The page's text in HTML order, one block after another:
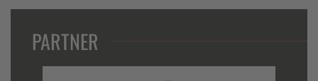
PARTNER